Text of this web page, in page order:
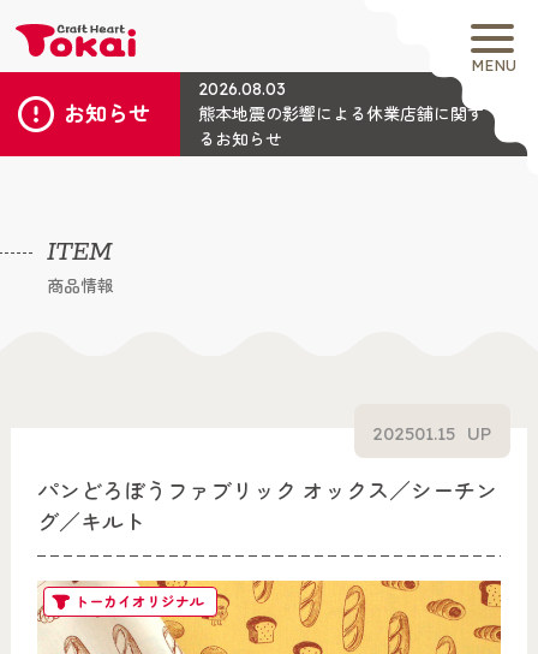
MENU
お知らせ
2026.08.03
熊本地震の影響による休業店舗に関す
るお知らせ
ITEM
商品情報
パンどろぼうファブリック オックス／シーチン
グ／キルト
202501.15 UP
トーカイオリジナル